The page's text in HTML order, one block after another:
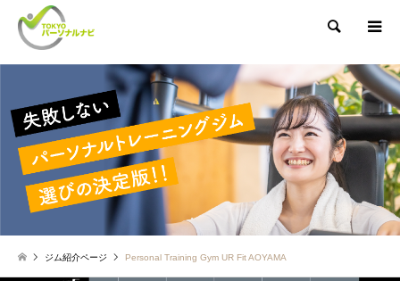
検索
ジム紹介ページ Personal Training Gym UR Fit AOYAMA